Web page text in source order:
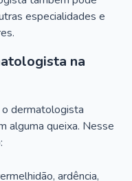
especialidades e
na
o dermatologista
alguma queixa. Nesse
ardência,